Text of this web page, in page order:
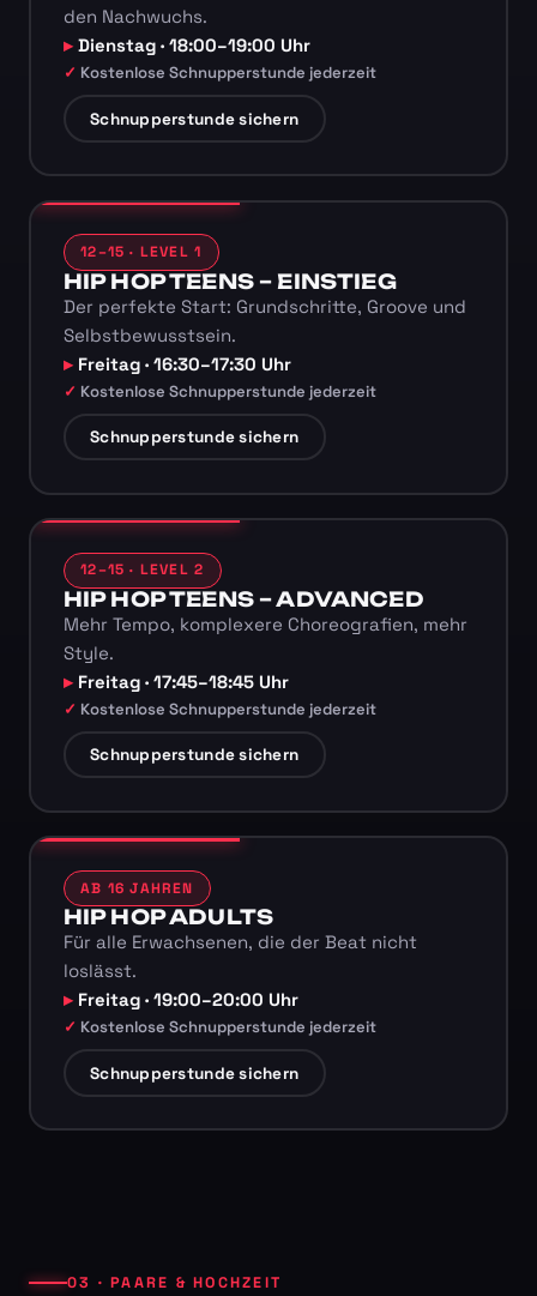
den Nachwuchs.
Dienstag · 18:00–19:00 Uhr
Kostenlose Schnupperstunde jederzeit
Schnupperstunde sichern
12–15 · LEVEL 1
HIP HOP TEENS – EINSTIEG
Der perfekte Start: Grundschritte, Groove und
Selbstbewusstsein.
Freitag · 16:30–17:30 Uhr
Kostenlose Schnupperstunde jederzeit
Schnupperstunde sichern
12–15 · LEVEL 2
HIP HOP TEENS – ADVANCED
Mehr Tempo, komplexere Choreografien, mehr
Style.
Freitag · 17:45–18:45 Uhr
Kostenlose Schnupperstunde jederzeit
Schnupperstunde sichern
AB 16 JAHREN
HIP HOP ADULTS
Für alle Erwachsenen, die der Beat nicht
loslässt.
Freitag · 19:00–20:00 Uhr
Kostenlose Schnupperstunde jederzeit
Schnupperstunde sichern
03 · PAARE & HOCHZEIT